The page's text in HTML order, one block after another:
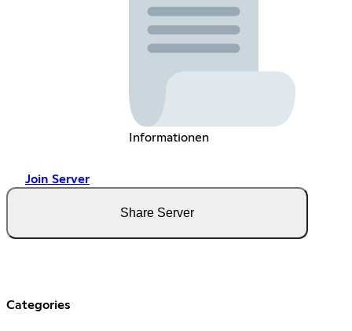
Informationen
Join Server
Share Server
Categories